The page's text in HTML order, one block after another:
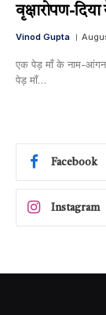
वृक्षारोपण-
Vinod Gupta
एक पेड़ माँ के नाम-
पेड़ माँ…
Facebook
Instagram